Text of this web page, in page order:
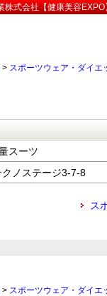
株式会社【健康美容EXPO
> スポーツウェア・ダイエ
スーツ
ノステージ3-7-8
ス
> スポーツウェア・ダイエ